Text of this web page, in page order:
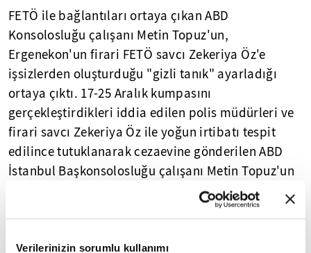
Verilerinizin sorumlu kullanımı
FETÖ ile bağlantıları ortaya çıkan ABD
Konsolosluğu çalışanı Metin Topuz'un,
Ergenekon'un firari FETÖ savcı Zekeriya Öz'e
işsizlerden oluşturduğu "gizli tanık" ayarladığı
ortaya çıktı. 17-25 Aralık kumpasını
gerçekleştirdikleri iddia edilen polis müdürleri ve
firari savcı Zekeriya Öz ile yoğun irtibatı tespit
edilince tutuklanarak cezaevine gönderilen ABD
İstanbul Başkonsolosluğu çalışanı Metin Topuz'un
Zekeriya Öz'e Beşiktaş Adliyesi'nde çalıştığı
dönemde gizli tanık ayarladığı ortaya çıktı.
istenilen isimleri 'Ben yalan ifade veremem' deyip